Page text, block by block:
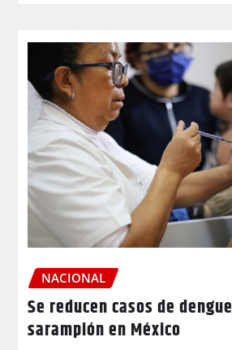
NACIONAL
Se reducen casos de
sarampión en México